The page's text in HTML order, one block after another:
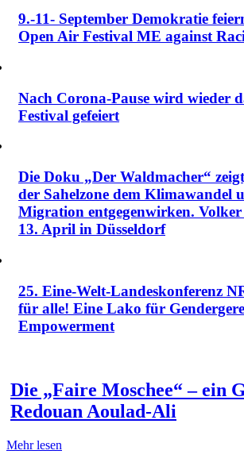
9.-11- September Demokratie
Open Air Festival ME against
Nach Corona-Pause wird wieder
Festival gefeiert
Die Doku „Der Waldmacher“
der Sahelzone dem Klimawandel
Migration entgegenwirken.
13. April in Düsseldorf
25. Eine-Welt-Landeskonferenz
für alle! Eine Lako für
Empowerment
Die „Faire Moschee“ – ein
Redouan Aoulad-Ali
Mehr lesen